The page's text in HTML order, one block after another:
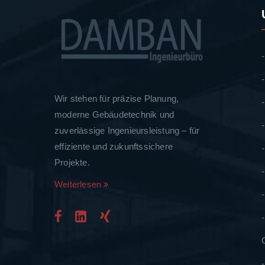
Wir stehen für präzise Planung,
moderne Gebäudetechnik und
zuverlässige Ingenieursleistung – für
effiziente und zukunftssichere
Projekte.
Weiterlesen